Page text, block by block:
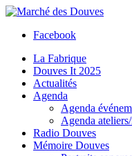
Facebook
La Fabrique
Douves It 2025
Actualités
Agenda
Agenda
Agenda
Radio Douves
Mémoire Douves